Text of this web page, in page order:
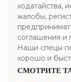
ходатайства,
жалобы,
соглашения и
Наши спецы
хорошо и
СМОТРИТЕ